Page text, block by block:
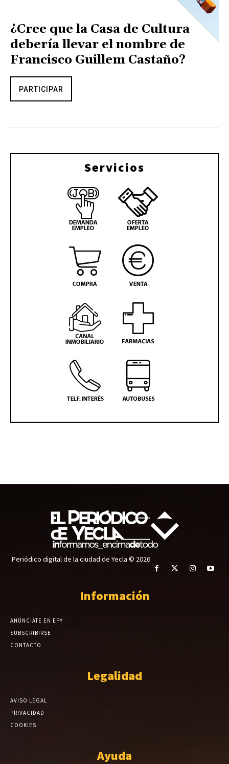
¿Cree que la Casa de Cultura
debería llevar el nombre de
Francisco Guillem Castaño?
PARTICIPAR
Servicios
Periódico digital de la ciudad de Yecla © 2026
Información
ANÚNCIATE EN EPY
SUBSCRIBIRSE
CONTACTO
Legalidad
AVISO LEGAL
PRIVACIDAD
COOKIES
Ayuda